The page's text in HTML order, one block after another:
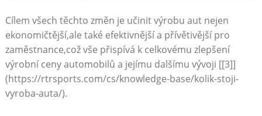
Cílem všech těchto změn je učinit výrobu aut nejen⁢
ekonomičtější,ale také efektivnější a přívětivější pro
zaměstnance,což vše přispívá k celkovému zlepšení
výrobní ceny automobilů a jejímu⁢ dalšímu vývoji [[3]]
(https://rtrsports.com/cs/knowledge-base/kolik-stoji-
vyroba-auta/).